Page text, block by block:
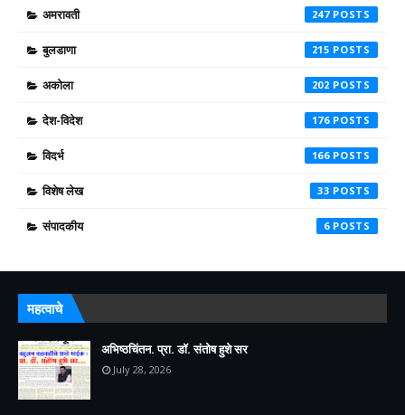
अमरावती 247
बुलडाणा 215
अकोला 202
देश-विदेश 176
विदर्भ 166
विशेष लेख 33
संपादकीय 6
महत्वाचे
अभिष्ठचिंतन. प्रा. डॉ. संतोष हुशे सर
July 28, 2026